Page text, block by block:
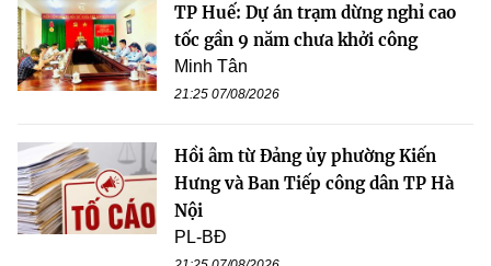
TP Huế: Dự án trạm dừng nghỉ cao
tốc gần 9 năm chưa khởi công
Minh Tân
21:25 07/08/2026
Hồi âm từ Đảng ủy phường Kiến
Hưng và Ban Tiếp công dân TP Hà
Nội
PL-BĐ